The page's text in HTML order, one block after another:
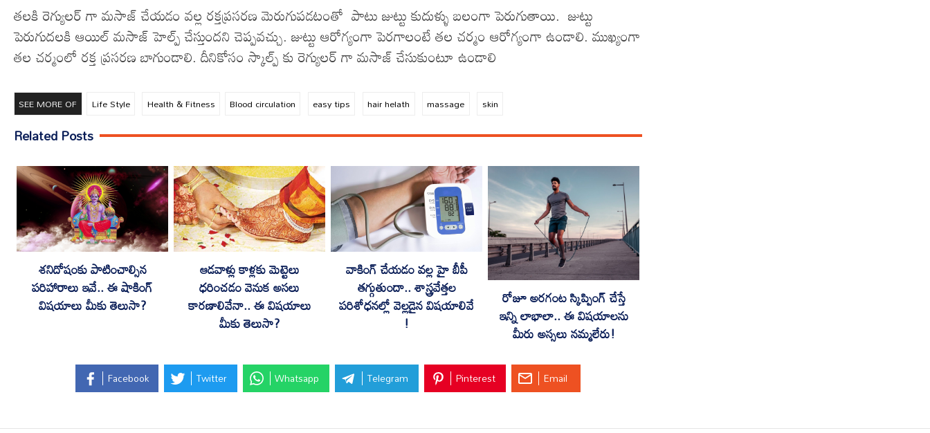
తలకి రెగ్యులర్ గా మసాజ్ చేయడం వల్ల రక్తప్రసరణ మెరుగుపడటంతో పాటు జుట్టు కుదుళ్ళు బలంగా పెరుగుతాయి. జుట్టు
పెరుగుదలకి ఆయిల్ మసాజ్ హెల్ప్ చేస్తుందని చెప్పవచ్చు. జుట్టు ఆరోగ్యంగా పెరగాలంటే తల చర్మం ఆరోగ్యంగా ఉండాలి. ముఖ్యంగా
తల చర్మంలో రక్త ప్రసరణ బాగుండాలి. దీనికోసం స్కాల్ప్ కు రెగ్యులర్ గా మసాజ్ చేసుకుంటూ ఉండాలి
SEE MORE OF Life Style Health & Fitness Blood circulation easy tips hair helath massage skin
Related Posts
శనిదోషంకు పాటించాల్సిన
పరిహారాలు ఇవే.. ఈ షాకింగ్
విషయాలు మీకు తెలుసా?
ఆడవాళ్లు కాళ్లకు మెట్టెలు
ధరించడం వెనుక అసలు
కారణాలివేనా.. ఈ విషయాలు
మీకు తెలుసా?
వాకింగ్ చేయడం వల్ల హై బీపీ
తగ్గుతుందా.. శాస్త్రవేత్తల
పరిశోధనల్లో వెల్లడైన విషయాలివే
!
రోజూ అరగంట స్కిప్పింగ్ చేస్తే
ఇన్ని లాభాలా.. ఈ విషయాలను
మీరు అస్సలు నమ్మలేరు!
Facebook Twitter Whatsapp Telegram Pinterest Email